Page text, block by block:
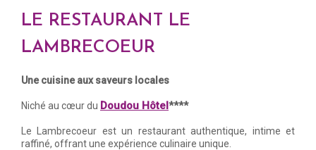
LE RESTAURANT LE
LAMBRECOEUR
Une cuisine aux saveurs locales
Niché au cœur du Doudou Hôtel****
Le Lambrecoeur est un restaurant authentique, intime et
raffiné, offrant une expérience culinaire unique.